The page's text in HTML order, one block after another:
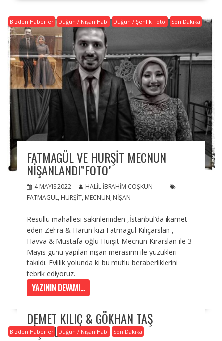
Bizden Haberler Düğün / Nişan Hab. Düğün / Şenlik Foto. Son Dakika
FATMAGÜL VE HURŞIT MECNUN
NIŞANLANDI”FOTO”
4 MAYIS 2022
HALIL İBRAHIM COŞKUN
FATMAGÜL, HURŞIT, MECNUN, NIŞAN
Resullü mahallesi sakinlerinden ,İstanbul’da ikamet
eden Zehra & Harun kızı Fatmagül Kılıçarslan ,
Havva & Mustafa oğlu Hurşit Mecnun Kırarslan ile 3
Mayıs günü yapılan nişan merasimi ile yüzükleri
takıldı. Evlilik yolunda ki bu mutlu beraberliklerini
tebrik ediyoruz.
YAZININ DEVAMI...
Bizden Haberler Düğün / Nişan Hab. Son Dakika
DEMET KILIÇ & GÖKHAN TAŞ
NIŞANLANDILAR